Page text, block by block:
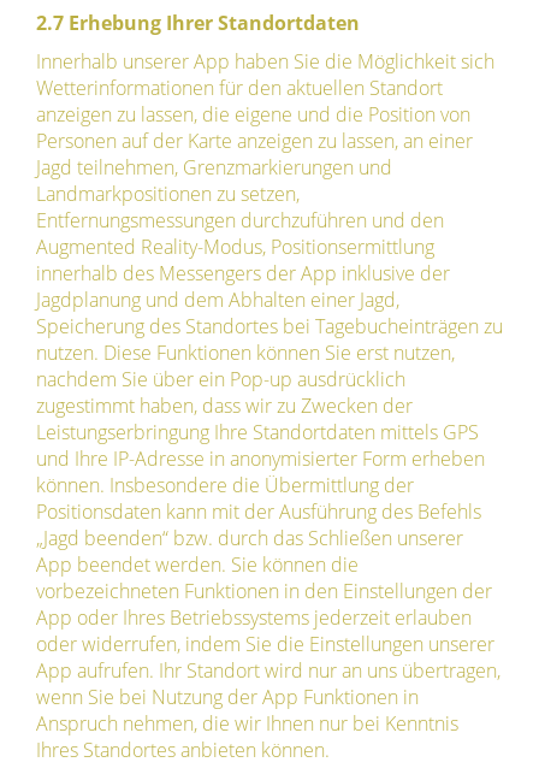
2.7 Erhebung Ihrer Standortdaten
Innerhalb unserer App haben Sie die Möglichkeit sich
Wetterinformationen für den aktuellen Standort
anzeigen zu lassen, die eigene und die Position von
Personen auf der Karte anzeigen zu lassen, an einer
Jagd teilnehmen, Grenzmarkierungen und
Landmarkpositionen zu setzen,
Entfernungsmessungen durchzuführen und den
Augmented Reality-Modus, Positionsermittlung
innerhalb des Messengers der App inklusive der
Jagdplanung und dem Abhalten einer Jagd,
Speicherung des Standortes bei Tagebucheinträgen zu
nutzen. Diese Funktionen können Sie erst nutzen,
nachdem Sie über ein Pop-up ausdrücklich
zugestimmt haben, dass wir zu Zwecken der
Leistungserbringung Ihre Standortdaten mittels GPS
und Ihre IP-Adresse in anonymisierter Form erheben
können. Insbesondere die Übermittlung der
Positionsdaten kann mit der Ausführung des Befehls
„Jagd beenden“ bzw. durch das Schließen unserer
App beendet werden. Sie können die
vorbezeichneten Funktionen in den Einstellungen der
App oder Ihres Betriebssystems jederzeit erlauben
oder widerrufen, indem Sie die Einstellungen unserer
App aufrufen. Ihr Standort wird nur an uns übertragen,
wenn Sie bei Nutzung der App Funktionen in
Anspruch nehmen, die wir Ihnen nur bei Kenntnis
Ihres Standortes anbieten können.